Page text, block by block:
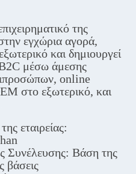
της
εγχώρια αγορά,
και δημιουργεί
μέσω άμεσης
online
στο εξωτερικό, και
εταιρείας:
Συνέλευσης: Βάση της
βάσεις